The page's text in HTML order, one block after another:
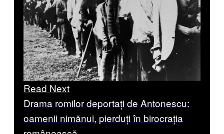
Read Next
Drama romilor deportați de Antonescu:
oamenii nimănui, pierduți în birocrația